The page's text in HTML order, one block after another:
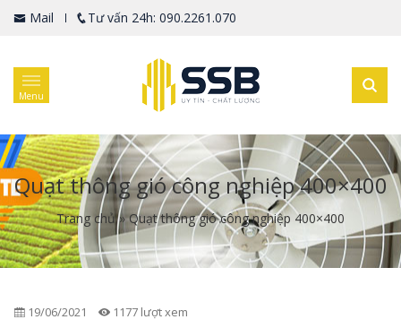
Mail Tư vấn 24h: 090.2261.070
Menu
Quạt thông gió công nghiệp 400×400
Trang chủ»Quạt thông gió công nghiệp 400×400
19/06/2021 1177 lượt xem